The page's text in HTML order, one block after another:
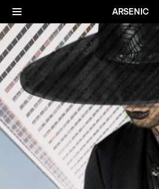
ARSENIC
☰